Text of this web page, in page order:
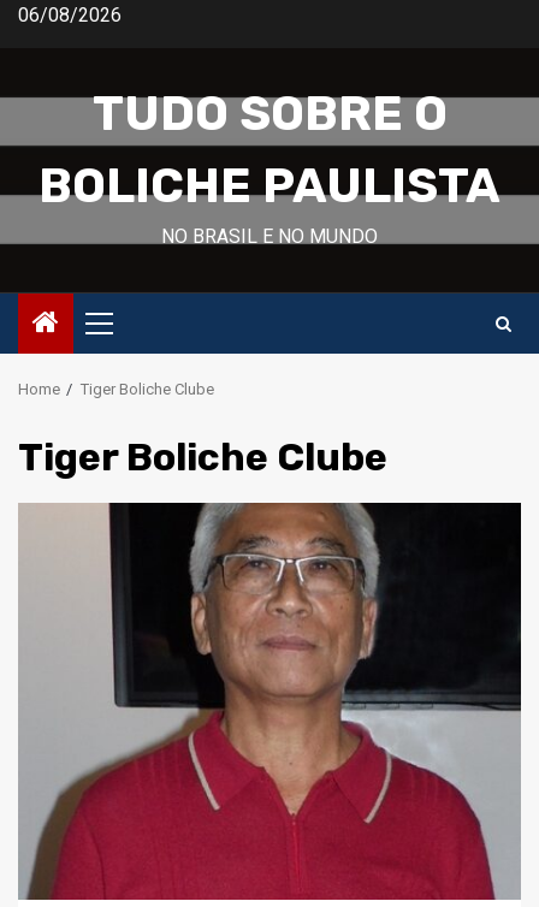
Skip06/08/2026
TUDO SOBRE O
BOLICHE PAULISTA
NO BRASIL E NO MUNDO
Primary
Menu
Home Tiger Boliche Clube
Tiger Boliche Clube